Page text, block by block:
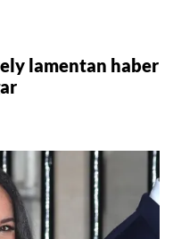
lamentan haber